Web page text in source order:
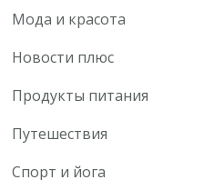
Мода и красота
Новости плюс
Продукты питания
Путешествия
Спорт и йога